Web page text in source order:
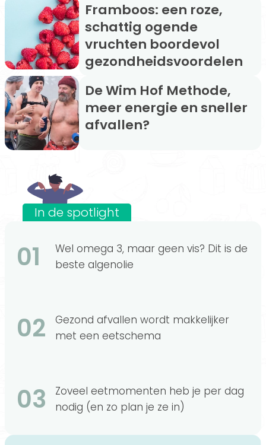
Framboos: een roze,
schattig ogende
vruchten boordevol
gezondheidsvoordelen
De Wim Hof Methode,
meer energie en sneller
afvallen?
In de spotlight
01
Wel omega 3, maar geen vis? Dit is de
beste algenolie
02
Gezond afvallen wordt makkelijker
met een eetschema
03
Zoveel eetmomenten heb je per dag
nodig (en zo plan je ze in)